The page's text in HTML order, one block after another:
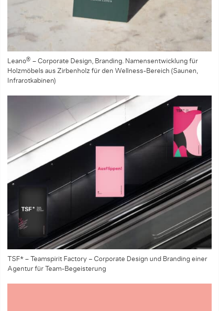
Leano® – Corporate Design, Branding. Namensentwicklung für
Holzmöbels aus Zirbenholz für den Wellness-Bereich (Saunen,
Infrarotkabinen)
TSF* – Teamspirit Factory – Corporate Design und Branding einer
Agentur für Team-Begeisterung